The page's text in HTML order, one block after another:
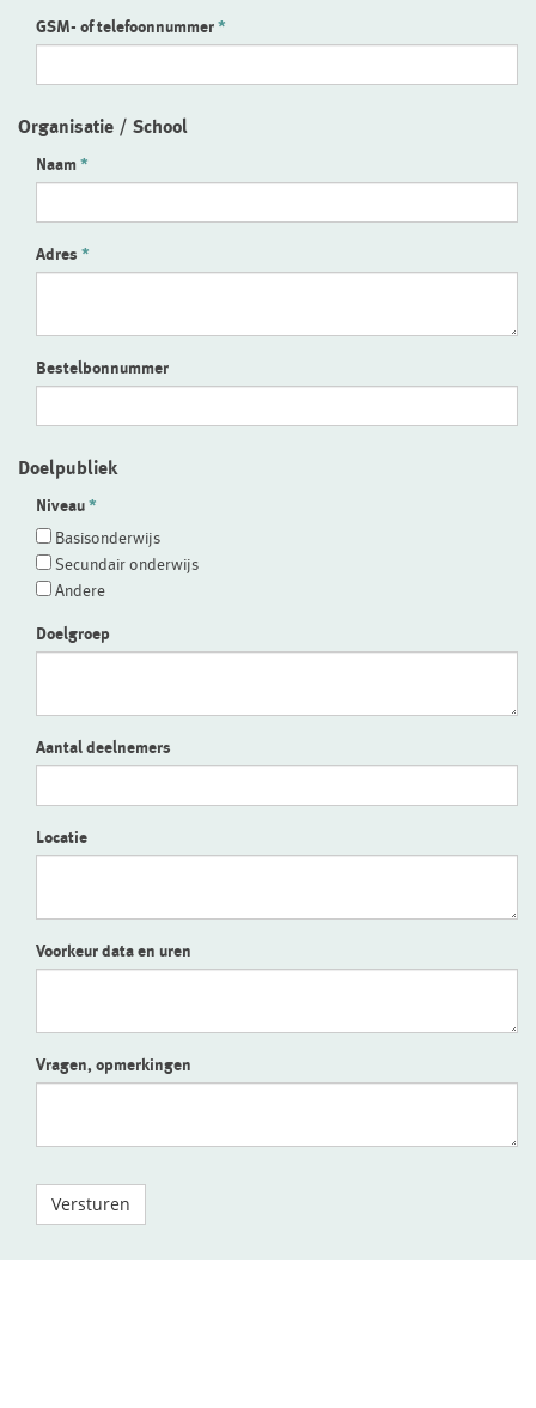
GSM- of telefoonnummer
Organisatie / School
Naam
Adres
Bestelbonnummer
Doelpubliek
Niveau
Basisonderwijs
Secundair onderwijs
Andere
Doelgroep
Aantal deelnemers
Locatie
Voorkeur data en uren
Vragen, opmerkingen